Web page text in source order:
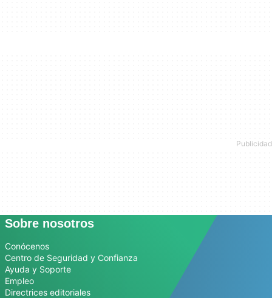
Sobre nosotros
Conócenos
Centro de Seguridad y Confianza
Ayuda y Soporte
Empleo
Directrices editoriales